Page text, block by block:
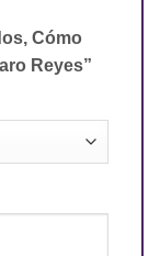
Cómo
Reyes”